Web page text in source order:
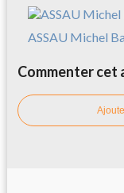
ASSAU Michel
Commenter cet